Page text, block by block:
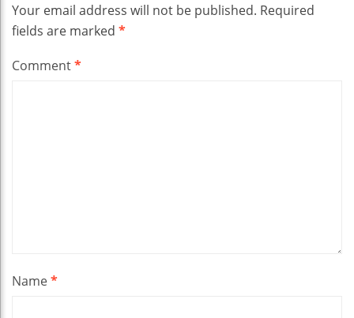
Your email address will not be published. Required
fields are marked *
Comment*
Name*